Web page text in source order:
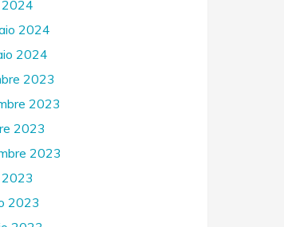
2024
2024
2024
2023
2023
2023
2023
2023
2023